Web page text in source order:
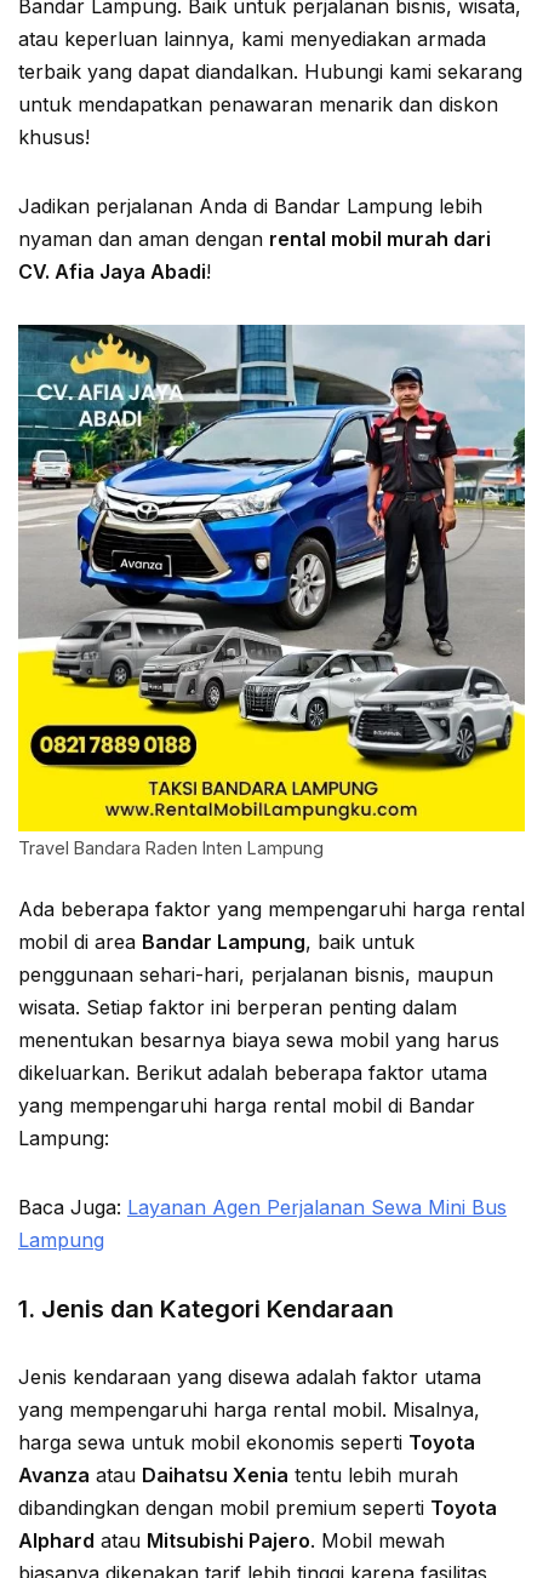
Bandar Lampung. Baik untuk perjalanan bisnis, wisata,
atau keperluan lainnya, kami menyediakan armada
terbaik yang dapat diandalkan. Hubungi kami sekarang
untuk mendapatkan penawaran menarik dan diskon
khusus!
Jadikan perjalanan Anda di Bandar Lampung lebih
nyaman dan aman dengan rental mobil murah dari
CV. Afia Jaya Abadi!
Travel Bandara Raden Inten Lampung
Ada beberapa faktor yang mempengaruhi harga rental
mobil di area Bandar Lampung, baik untuk
penggunaan sehari-hari, perjalanan bisnis, maupun
wisata. Setiap faktor ini berperan penting dalam
menentukan besarnya biaya sewa mobil yang harus
dikeluarkan. Berikut adalah beberapa faktor utama
yang mempengaruhi harga rental mobil di Bandar
Lampung:
Baca Juga: Layanan Agen Perjalanan Sewa Mini Bus
Lampung
1. Jenis dan Kategori Kendaraan
Jenis kendaraan yang disewa adalah faktor utama
yang mempengaruhi harga rental mobil. Misalnya,
harga sewa untuk mobil ekonomis seperti Toyota
Avanza atau Daihatsu Xenia tentu lebih murah
dibandingkan dengan mobil premium seperti Toyota
Alphard atau Mitsubishi Pajero. Mobil mewah
biasanya dikenakan tarif lebih tinggi karena fasilitas